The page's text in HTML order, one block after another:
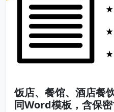
饭店、餐馆、酒店餐
同Word模板，含保